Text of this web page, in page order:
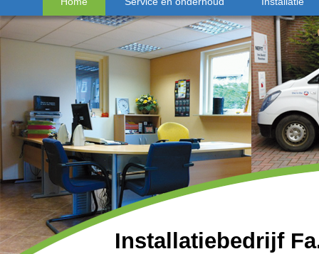
Installatiebedrijf